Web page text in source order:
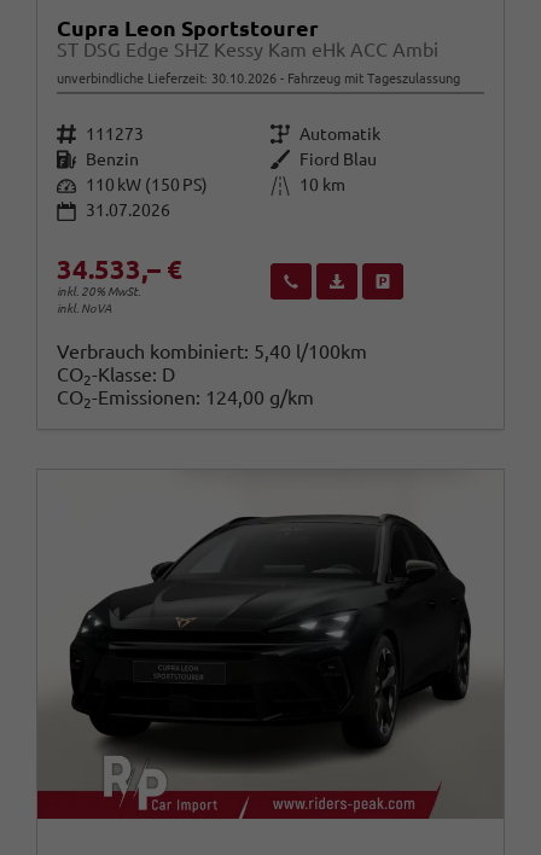
Cupra Leon Sportstourer
ST DSG Edge SHZ Kessy Kam eHk ACC Ambi
unverbindliche Lieferzeit: 30.10.2026 Fahrzeug mit Tageszulassung
Fahrzeugnr. 111273 Getriebe Automatik
Kraftstoff Benzin Außenfarbe
Fiord Blau
Leistung 110 kW (150 PS) Kilometerstand
10 km
31.07.2026
34.533,– €
inkl. 20% MwSt.
inkl. NoVA
Wir rufen Sie anFahrzeugexposé (PDF)
Verbrauch kombiniert: 5,40 l/100km
CO2-Klasse: D
CO2-Emissionen: 124,00 g/km